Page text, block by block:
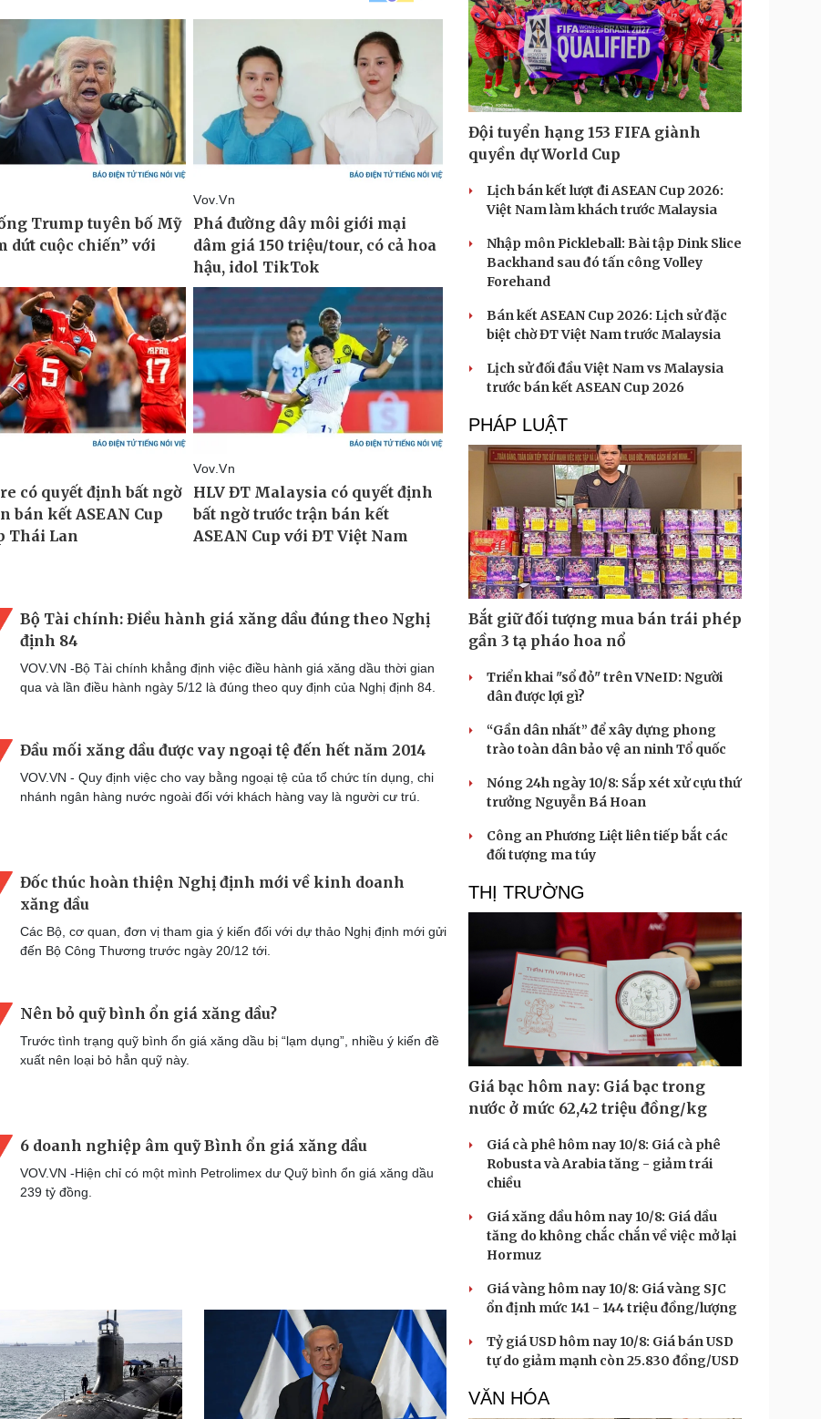
Bộ Tài chính: Điều hành giá xăng dầu đúng theo Nghị
định 84
VOV.VN -Bộ Tài chính khẳng định việc điều hành giá xăng dầu thời gian
qua và lần điều hành ngày 5/12 là đúng theo quy định của Nghị định 84.
Đầu mối xăng dầu được vay ngoại tệ đến hết năm 2014
VOV.VN - Quy định việc cho vay bằng ngoại tệ của tổ chức tín dụng, chi
nhánh ngân hàng nước ngoài đối với khách hàng vay là người cư trú.
Đốc thúc hoàn thiện Nghị định mới về kinh doanh
xăng dầu
Các Bộ, cơ quan, đơn vị tham gia ý kiến đối với dự thảo Nghị định mới gửi
đến Bộ Công Thương trước ngày 20/12 tới.
Nên bỏ quỹ bình ổn giá xăng dầu?
Trước tình trạng quỹ bình ổn giá xăng dầu bị “lạm dụng”, nhiều ý kiến đề
xuất nên loại bỏ hẳn quỹ này.
6 doanh nghiệp âm quỹ Bình ổn giá xăng dầu
VOV.VN -Hiện chỉ có một mình Petrolimex dư Quỹ bình ổn giá xăng dầu
239 tỷ đồng.
Đội tuyển hạng 153 FIFA giành
quyền dự World Cup
Lịch bán kết lượt đi ASEAN Cup 2026:
Việt Nam làm khách trước Malaysia
Nhập môn Pickleball: Bài tập Dink Slice
Backhand sau đó tấn công Volley
Forehand
Bán kết ASEAN Cup 2026: Lịch sử đặc
biệt chờ ĐT Việt Nam trước Malaysia
Lịch sử đối đầu Việt Nam vs Malaysia
trước bán kết ASEAN Cup 2026
PHÁP LUẬT
Bắt giữ đối tượng mua bán trái phép
gần 3 tạ pháo hoa nổ
Triển khai "sổ đỏ" trên VNeID: Người
dân được lợi gì?
“Gần dân nhất” để xây dựng phong
trào toàn dân bảo vệ an ninh Tổ quốc
Nóng 24h ngày 10/8: Sắp xét xử cựu thứ
trưởng Nguyễn Bá Hoan
Công an Phương Liệt liên tiếp bắt các
đối tượng ma túy
THỊ TRƯỜNG
Giá bạc hôm nay: Giá bạc trong
nước ở mức 62,42 triệu đồng/kg
Giá cà phê hôm nay 10/8: Giá cà phê
Robusta và Arabia tăng - giảm trái
chiều
Giá xăng dầu hôm nay 10/8: Giá dầu
tăng do không chắc chắn về việc mở lại
Hormuz
Giá vàng hôm nay 10/8: Giá vàng SJC
ổn định mức 141 - 144 triệu đồng/lượng
Tỷ giá USD hôm nay 10/8: Giá bán USD
tự do giảm mạnh còn 25.830 đồng/USD
VĂN HÓA